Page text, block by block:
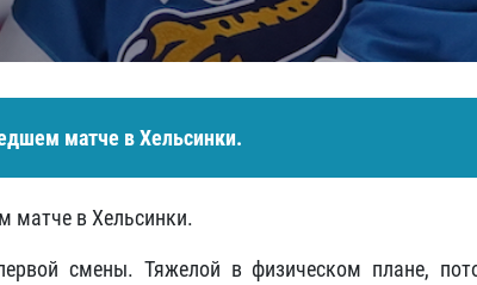
матче в Хельсинки.
матче в Хельсинки.
смены. Тяжелой в физическом плане,